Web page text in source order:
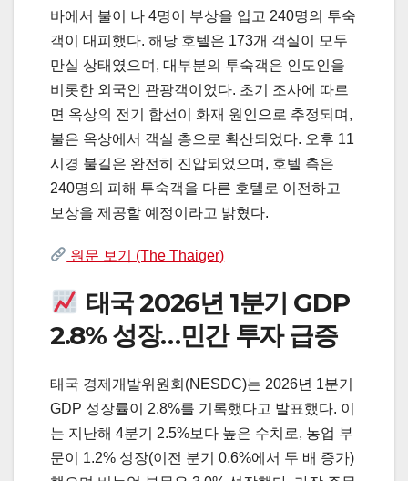
바에서 불이 나 4명이 부상을 입고 240명의 투숙
객이 대피했다. 해당 호텔은 173개 객실이 모두
만실 상태였으며, 대부분의 투숙객은 인도인을
비롯한 외국인 관광객이었다. 초기 조사에 따르
면 옥상의 전기 합선이 화재 원인으로 추정되며,
불은 옥상에서 객실 층으로 확산되었다. 오후 11
시경 불길은 완전히 진압되었으며, 호텔 측은
240명의 피해 투숙객을 다른 호텔로 이전하고
보상을 제공할 예정이라고 밝혔다.
원문 보기 (The Thaiger)
태국 2026년 1분기 GDP
2.8% 성장…민간 투자 급증
태국 경제개발위원회(NESDC)는 2026년 1분기
GDP 성장률이 2.8%를 기록했다고 발표했다. 이
는 지난해 4분기 2.5%보다 높은 수치로, 농업 부
문이 1.2% 성장(이전 분기 0.6%에서 두 배 증가)